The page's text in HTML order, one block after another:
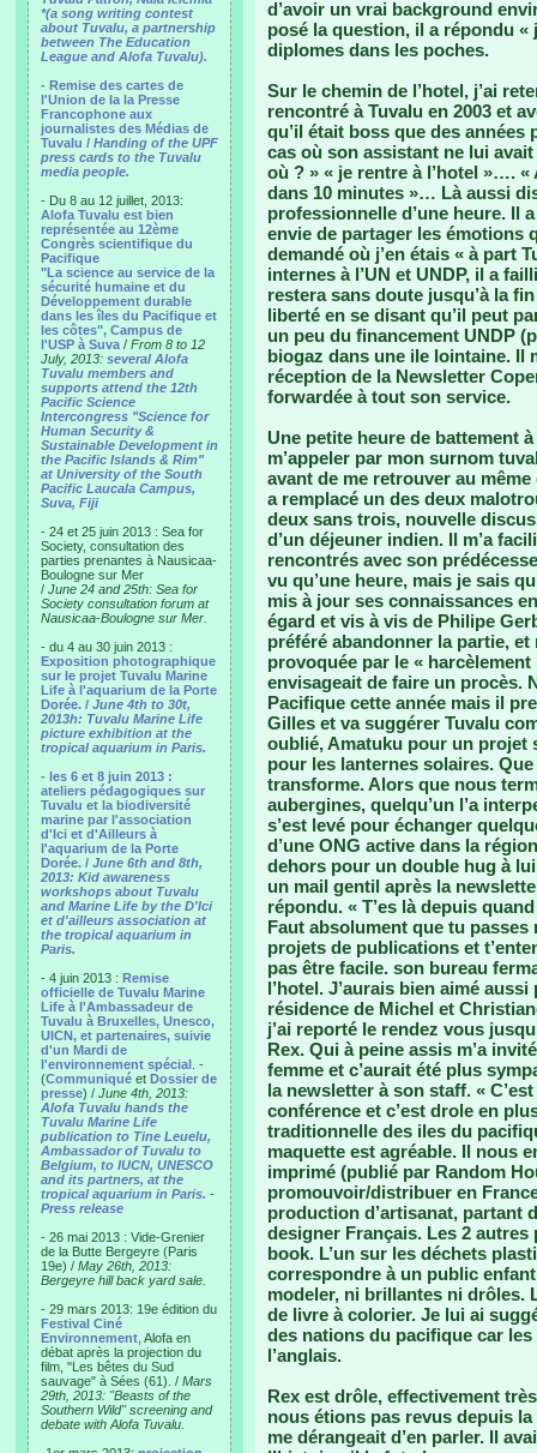
*(a song writing contest
about Tuvalu, a partnership
between The Education
League and Alofa Tuvalu).
- Remise des cartes de
l'Union de la la Presse
Francophone aux
journalistes des Médias de
Tuvalu / Handing of the UPF
press cards to the Tuvalu
media people.
- Du 8 au 12 juillet, 2013:
Alofa Tuvalu est bien
représentée au 12ème
Congrès scientifique du
Pacifique
"La science au service de la
sécurité humaine et du
Développement durable
dans les îles du Pacifique et
les côtes", Campus de
l'USP à Suva / From 8 to 12
July, 2013: several Alofa
Tuvalu members and
supports attend the 12th
Pacific Science
Intercongress "Science for
Human Security &
Sustainable Development in
the Pacific Islands & Rim"
at University of the South
Pacific Laucala Campus,
Suva, Fiji
- 24 et 25 juin 2013 : Sea for
Society, consultation des
parties prenantes à Nausicaa-
Boulogne sur Mer
/ June 24 and 25th: Sea for
Society consultation forum at
Nausicaa-Boulogne sur Mer.
- du 4 au 30 juin 2013 :
Exposition photographique
sur le projet Tuvalu Marine
Life à l'aquarium de la Porte
Dorée. / June 4th to 30t,
2013h: Tuvalu Marine Life
picture exhibition at the
tropical aquarium in Paris.
- les 6 et 8 juin 2013 :
ateliers pédagogiques sur
Tuvalu et la biodiversité
marine par l'association
d'Ici et d'Ailleurs à
l'aquarium de la Porte
Dorée. / June 6th and 8th,
2013: Kid awareness
workshops about Tuvalu
and Marine Life by the D'Ici
et d'ailleurs association at
the tropical aquarium in
Paris.
- 4 juin 2013 : Remise
officielle de Tuvalu Marine
Life à l'Ambassadeur de
Tuvalu à Bruxelles, Unesco,
UICN, et partenaires, suivie
d'un Mardi de
l'environnement spécial . -
(Communiqué et Dossier de
presse) / June 4th, 2013:
Alofa Tuvalu hands the
Tuvalu Marine Life
publication to Tine Leuelu,
Ambassador of Tuvalu to
Belgium, to IUCN, UNESCO
and its partners, at the
tropical aquarium in Paris. -
Press release
- 26 mai 2013 : Vide-Grenier
de la Butte Bergeyre (Paris
19e) / May 26th, 2013:
Bergeyre hill back yard sale.
- 29 mars 2013: 19e édition du
Festival Ciné
Environnement , Alofa en
débat après la projection du
film, "Les bêtes du Sud
sauvage" à Sées (61). / Mars
29th, 2013: "Beasts of the
Southern Wild" screening and
debate with Alofa Tuvalu.
d’avoir un vrai background
posé la question, il a répondu «
diplomes dans les poches.
Sur le chemin de l’hotel, j’ai
rencontré à Tuvalu en 2003 et
qu’il était boss que des
cas où son assistant ne lui avait
où ? » « je rentre à l’hotel »….
dans 10 minutes »… Là aussi
professionnelle d’une heure. Il
envie de partager les émotions
demandé où j’en étais « à part
internes à l’UN et UNDP, il a
restera sans doute jusqu’à la
liberté en se disant qu’il peut
un peu du financement UNDP
biogaz dans une ile lointaine. Il
réception de la Newsletter
forwardée à tout son service.
Une petite heure de battement
m’appeler par mon surnom
avant de me retrouver au
a remplacé un des deux
deux sans trois, nouvelle
d’un déjeuner indien. Il m’a
rencontrés avec son
vu qu’une heure, mais je sais
mis à jour ses connaissances
égard et vis à vis de Philipe
préféré abandonner la partie,
provoquée par le «
envisageait de faire un procès.
Pacifique cette année mais il
Gilles et va suggérer Tuvalu
oublié, Amatuku pour un projet
pour les lanternes solaires.
transforme. Alors que nous
aubergines, quelqu’un l’a
s’est levé pour échanger
d’une ONG active dans la
dehors pour un double hug à
un mail gentil après la
répondu. « T’es là depuis
Faut absolument que tu
projets de publications et
pas être facile. son bureau
l’hotel. J’aurais bien aimé
résidence de Michel et
j’ai reporté le rendez vous
Rex. Qui à peine assis m’a
femme et c’aurait été plus
la newsletter à son staff. «
conférence et c’est drole en
traditionnelle des iles du
maquette est agréable. Il nous
imprimé (publié par Random
promouvoir/distribuer en
production d’artisanat, partant
designer Français. Les 2
book. L’un sur les déchets
correspondre à un public
modeler, ni brillantes ni drôles.
de livre à colorier. Je lui ai
des nations du pacifique car
l’anglais.
Rex est drôle, effectivement
nous étions pas revus depuis
me dérangeait d’en parler. Il